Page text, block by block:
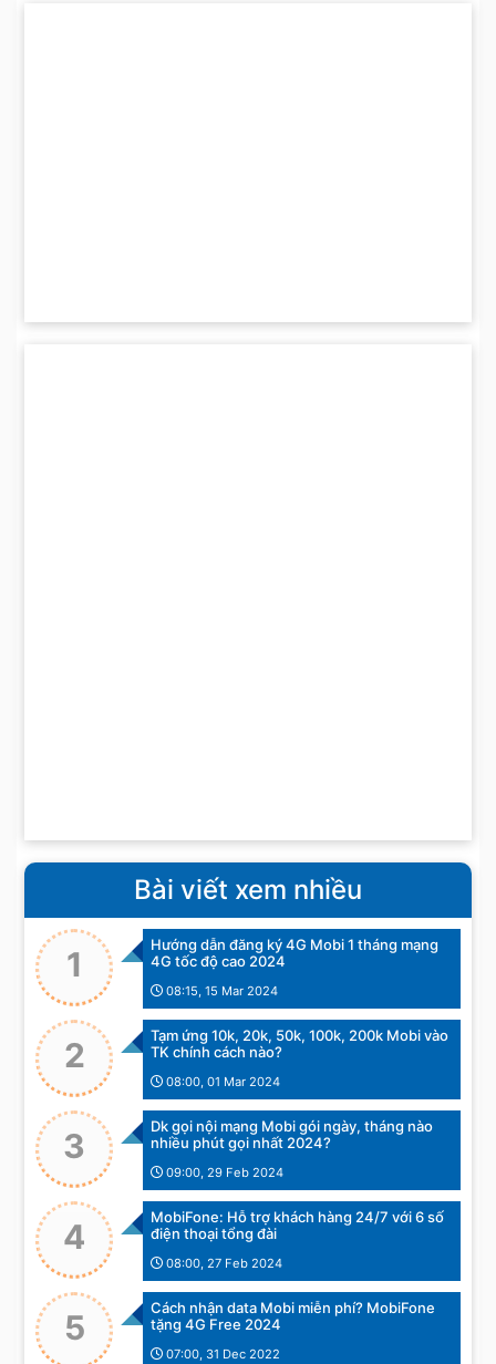
Bài viết xem nhiều
1
Hướng dẫn đăng ký 4G Mobi 1 tháng mạng
4G tốc độ cao 2024
08:15, 15 Mar 2024
2
Tạm ứng 10k, 20k, 50k, 100k, 200k Mobi vào
TK chính cách nào?
08:00, 01 Mar 2024
3
Dk gọi nội mạng Mobi gói ngày, tháng nào
nhiều phút gọi nhất 2024?
09:00, 29 Feb 2024
4
MobiFone: Hỗ trợ khách hàng 24/7 với 6 số
điện thoại tổng đài
08:00, 27 Feb 2024
5
Cách nhận data Mobi miễn phí? MobiFone
tặng 4G Free 2024
07:00, 31 Dec 2022